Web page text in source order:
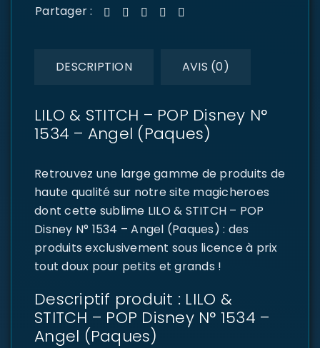
Partager :
DESCRIPTION AVIS (0)
LILO & STITCH – POP Disney N°
1534 – Angel (Paques)
Retrouvez une large gamme de produits de
haute qualité sur notre site magicheroes
dont cette sublime LILO & STITCH – POP
Disney N° 1534 – Angel (Paques) : des
produits exclusivement sous licence à prix
tout doux pour petits et grands !
Descriptif produit : LILO &
STITCH – POP Disney N° 1534 –
Angel (Paques)